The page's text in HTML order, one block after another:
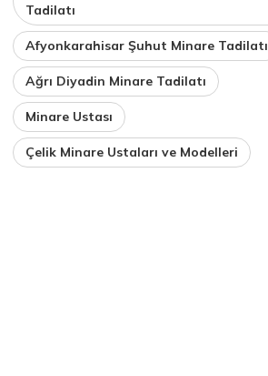
Tadilatı
Afyonkarahisar Şuhut Minare Tadilatı
Ağrı Diyadin Minare Tadilatı
Minare Ustası
Çelik Minare Ustaları ve Modelleri